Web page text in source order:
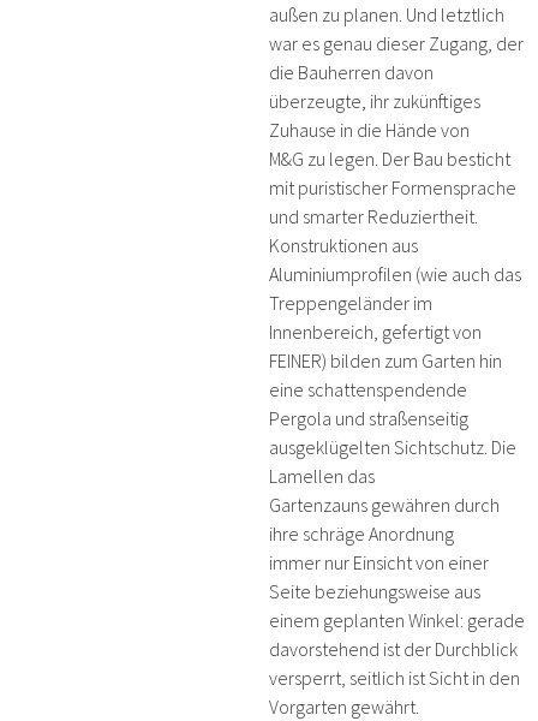
außen zu planen. Und letztlich
war es genau dieser Zugang, der
die Bauherren davon
überzeugte, ihr zukünftiges
Zuhause in die Hände von
M&G zu legen. Der Bau besticht
mit puristischer Formensprache
und smarter Reduziertheit.
Konstruktionen aus
Aluminiumprofilen (wie auch das
Treppengeländer im
Innenbereich, gefertigt von
FEINER) bilden zum Garten hin
eine schattenspendende
Pergola und straßenseitig
ausgeklügelten Sichtschutz. Die
Lamellen das
Gartenzauns gewähren durch
ihre schräge Anordnung
immer nur Einsicht von einer
Seite beziehungsweise aus
einem geplanten Winkel: gerade
davorstehend ist der Durchblick
versperrt, seitlich ist Sicht in den
Vorgarten gewährt.